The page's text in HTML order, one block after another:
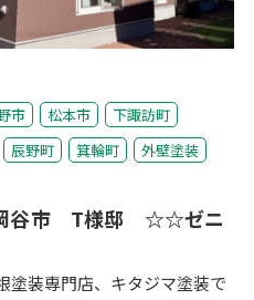
市 松本市
下諏訪町
辰野町 箕輪町
外壁塗装
岡谷市 T様邸 ☆☆ゼニ
塗装専門店、キタジマ塗装で